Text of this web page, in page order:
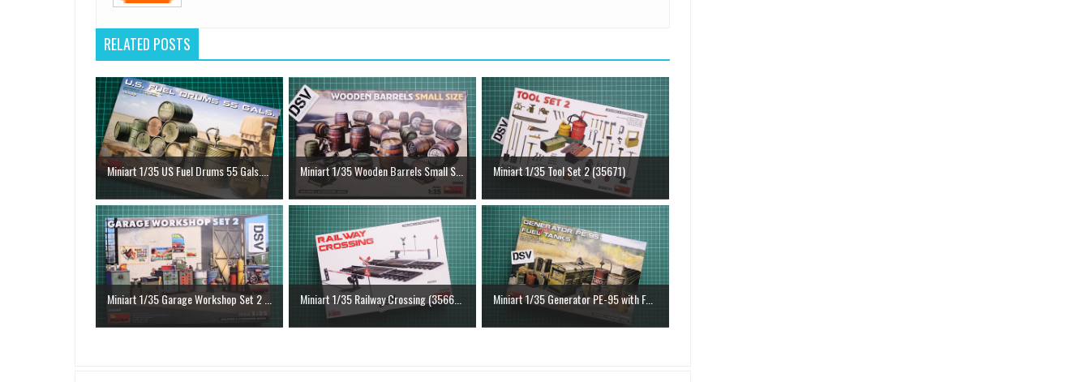
RELATED POSTS
Miniart 1/35 US Fuel Drums 55 Gals.... Miniart 1/35 Wooden Barrels Small S... Miniart 1/35 Tool Set 2 (35671)
Miniart 1/35 Garage Workshop Set 2 ... Miniart 1/35 Railway Crossing (3566... Miniart 1/35 Generator PE-95 with F...